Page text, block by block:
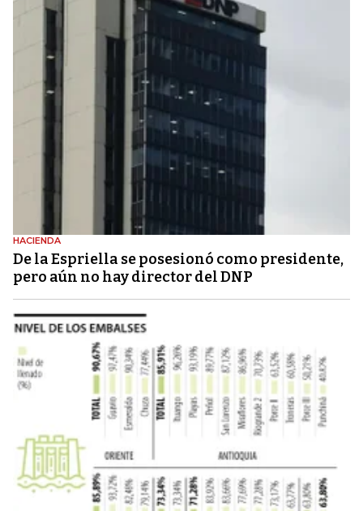
HACIENDA
De la Espriella se posesionó como presidente,
pero aún no hay director del DNP